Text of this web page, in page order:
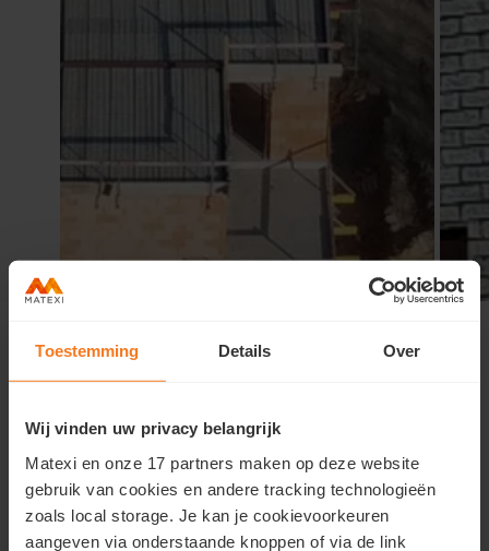
Toestemming Details Over
Wij vinden uw privacy belangrijk
Matexi en onze 17 partners maken op deze website
gebruik van cookies en andere tracking technologieën
zoals local storage. Je kan je cookievoorkeuren
aangeven via onderstaande knoppen of via de link
Werfmoment 30 augustus
De werf in Willem II gaat vlot vooruit: de woningen uit
fase 1 (lot 1 - 5 en 7 - 9) alsook de appartementen (lot 6)
Ook de andere loten gaan goed vooruit.
Dit is het perfecte moment om een kijkje achter de
schermen te nemen. Tijdens een exclusief
werfmoment op zaterdag 30 augustuskrijg je de